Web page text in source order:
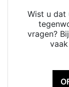
Wist u dat
vragen?